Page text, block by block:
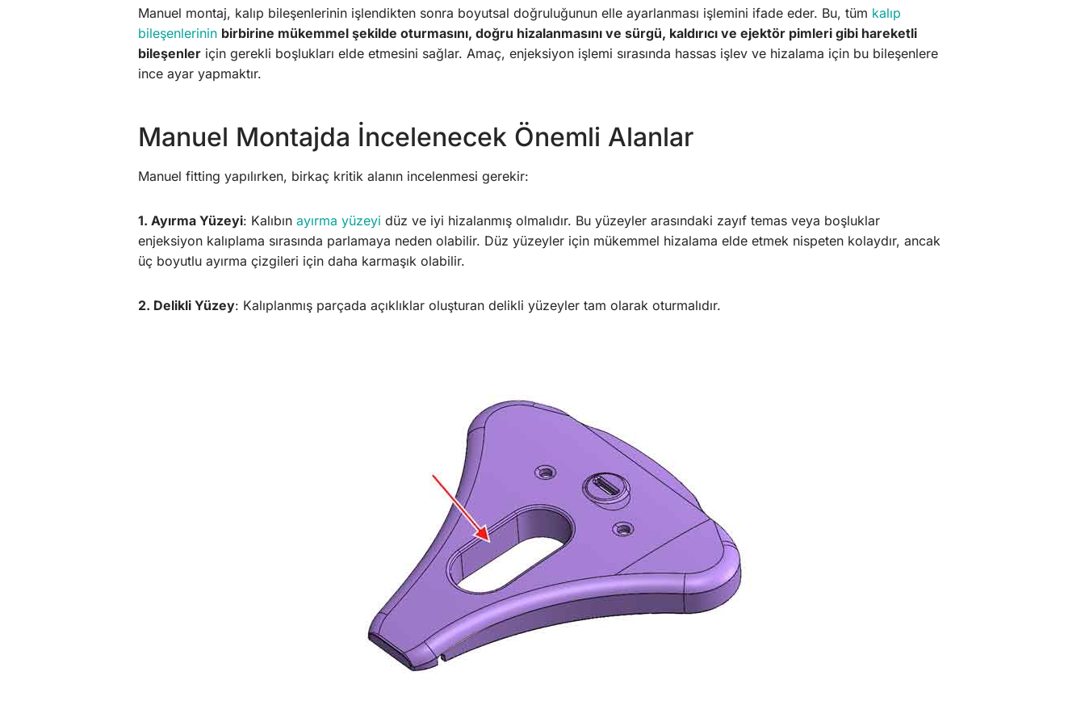
Manuel montaj, kalıp bileşenlerinin işlendikten sonra boyutsal doğruluğunun elle ayarlanması işlemini ifade eder. Bu, tüm kalıp
bileşenlerinin birbirine mükemmel şekilde oturmasını, doğru hizalanmasını ve sürgü, kaldırıcı ve ejektör pimleri gibi hareketli
bileşenleriçin gerekli boşlukları elde etmesini sağlar. Amaç, enjeksiyon işlemi sırasında hassas işlev ve hizalama için bu bileşenlere
ince ayar yapmaktır.
Manuel Montajda İncelenecek Önemli Alanlar
Manuel fitting yapılırken, birkaç kritik alanın incelenmesi gerekir:
1. Ayırma Yüzeyi: Kalıbın ayırma yüzeyi düz ve iyi hizalanmış olmalıdır. Bu yüzeyler arasındaki zayıf temas veya boşluklar
enjeksiyon kalıplama sırasında parlamaya neden olabilir. Düz yüzeyler için mükemmel hizalama elde etmek nispeten kolaydır, ancak
üç boyutlu ayırma çizgileri için daha karmaşık olabilir.
2. Delikli Yüzey: Kalıplanmış parçada açıklıklar oluşturan delikli yüzeyler tam olarak oturmalıdır.